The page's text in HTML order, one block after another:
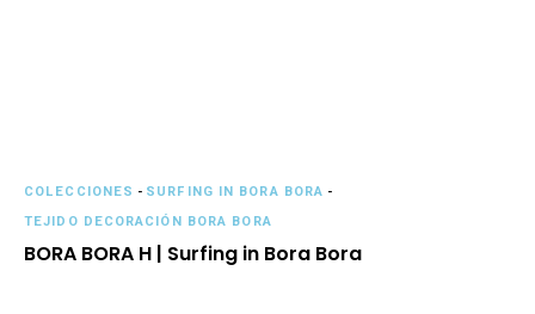
COLECCIONES - SURFING IN BORA BORA -
TEJIDO DECORACIÓN BORA BORA
BORA BORA H | Surfing in Bora Bora